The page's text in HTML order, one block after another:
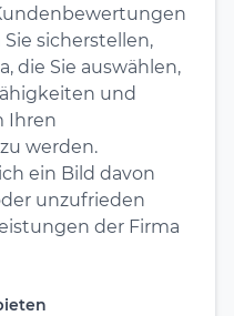
sicherstellen,
die Sie auswählen,
und
Ihren
werden.
ein Bild davon
unzufrieden
der Firma